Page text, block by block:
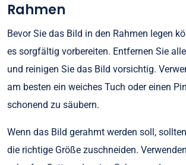
Rahmen
Bevor Sie das Bild in den Rahmen legen
es sorgfältig vorbereiten. Entfernen Sie
und reinigen Sie das Bild vorsichtig.
am besten ein weiches Tuch oder einen
schonend zu säubern.
Wenn das Bild gerahmt werden soll,
die richtige Größe zuschneiden.